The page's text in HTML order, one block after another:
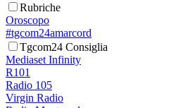
Rubriche
Oroscopo
#tgcom24amarcord
Tgcom24 Consiglia
Mediaset Infinity
R101
Radio 105
Virgin Radio